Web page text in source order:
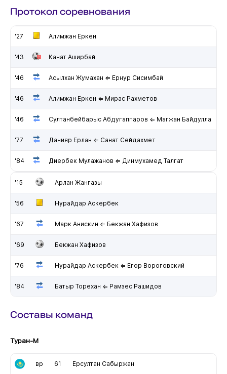
Протокол соревнования
'27 Алимжан Еркен
'43 Канат Аширбай
'46 Асылхан Жумахан ⇐ Ернур Сисимбай
'46 Алимжан Еркен ⇐ Мирас Рахметов
'46 Султанбейбарыс Абдугаппаров ⇐ Магжан Байдулла
'77 Данияр Ерлан ⇐ Санат Сейдахмет
'84 Диербек Мулажанов ⇐ Динмухамед Талгат
'15 Арлан Жангазы
'56 Нурайдар Аскербек
'67 Марк Анискин ⇐ Бекжан Хафизов
'69 Бекжан Хафизов
'76 Нурайдар Аскербек ⇐ Егор Вороговский
'84 Батыр Торехан ⇐ Рамзес Рашидов
Составы команд
Туран-М
вр 61 Ерсултан Сабыржан